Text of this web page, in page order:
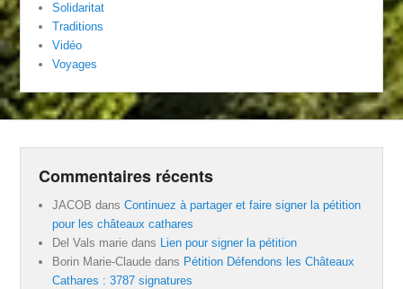
Solidaritat
Traditions
Vidéo
Voyages
Commentaires récents
JACOB dansContinuez à partager et faire signer la pétition
pour les châteaux cathares
Del Vals marie dans Lien pour signer la pétition
Borin Marie-Claude dans Pétition Défendons les Châteaux
Cathares : 3787 signatures